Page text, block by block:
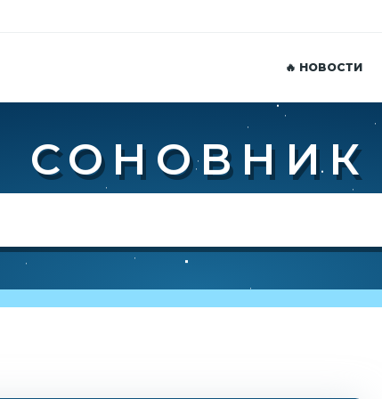
🔥 НОВОСТИ
СОНОВНИК